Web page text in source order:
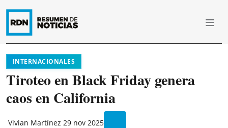
INTERNACIONALES
Tiroteo en Black Friday genera
caos en California
Vivian Martínez 29 nov 2025